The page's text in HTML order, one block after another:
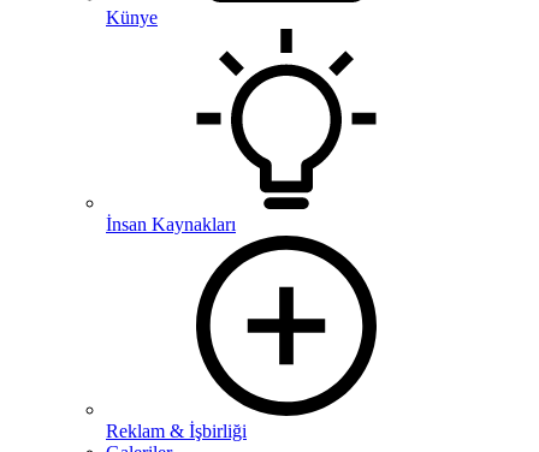
Künye
İnsan Kaynakları
Reklam & İşbirliği